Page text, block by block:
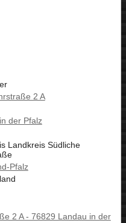
2 A
der Pfalz
Landkreis Südliche
Pfalz
2 A - 76829 Landau in der